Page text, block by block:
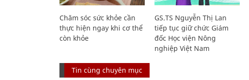
Chăm sóc sức khỏe cần
thực hiện ngay khi cơ thể
còn khỏe
GS.TS Nguyễn Thị Lan
tiếp tục giữ chức Giám
đốc Học viện Nông
nghiệp Việt Nam
Tin cùng chuyên mục